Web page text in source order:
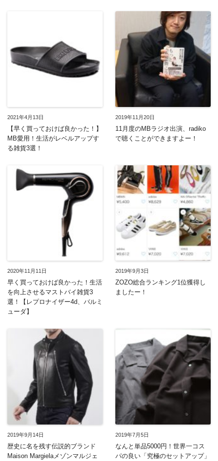
2021年4月13日
【早く買っておけば良かった！】
MB愛用！生活がレベルアップす
る雑貨3選！
2019年11月20日
11月度のMBラジオ出演、radiko
で聴くことができますよー！
2020年11月11日
早く買っておけば良かった！生活
を向上させるマストバイ雑貨3
選！【レプロナイザー4d、バルミ
ューダ】
2019年9月3日
ZOZO総合ランキング1位獲得し
ましたー！
2019年9月14日
歴史に名を残す伝説的ブランド
Maison Margielaメゾンマルジェ
2019年7月5日
なんと単品5000円！世界一コス
パの良い「究極のセットアップ」